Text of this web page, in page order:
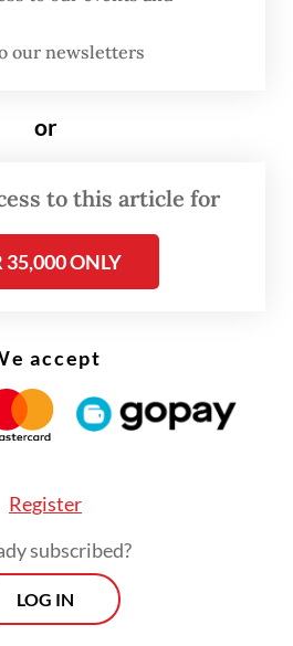
Subianto
pemerintah akan
empat perusahaan
disiarkan secara
our newsletters
or
to this article for
35,000 ONLY
accept
Register
subscribed?
LOG IN